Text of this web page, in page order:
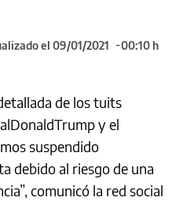
el 09/01/2021
00:10 h
de los tuits
y el
suspendido
debido al riesgo de una
comunicó la red social